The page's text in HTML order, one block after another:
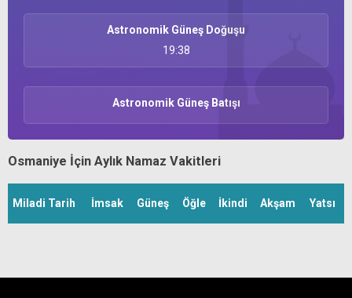
Osmaniye İçin Aylık Namaz Vakitleri
Miladi Tarih İmsak Güneş Öğle İkindi Akşam Yatsı
Astronomik Güneş Doğuşu
19:38
Astronomik Güneş Batışı